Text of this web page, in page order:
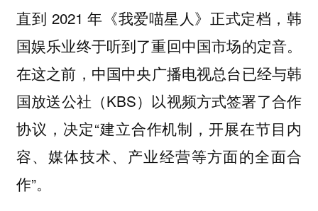
直到 2021 年《我爱喵星人》正式定档，韩
国娱乐业终于听到了重回中国市场的定音。
在这之前，中国中央广播电视总台已经与韩
国放送公社（KBS）以视频方式签署了合作
协议，决定“建立合作机制，开展在节目内
容、媒体技术、产业经营等方面的全面合
作”。